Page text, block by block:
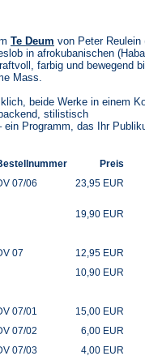
Te Deum von Peter Reulein
in afrokubanischen
farbig und bewegend
Mass.
beide Werke in einem
stilistisch
Programm, das Ihr
Preis
07/06 23,95 EUR
19,90 EUR
07
12,95 EUR
10,90 EUR
07/01
15,00 EUR
07/02
6,00 EUR
07/03
4,00 EUR